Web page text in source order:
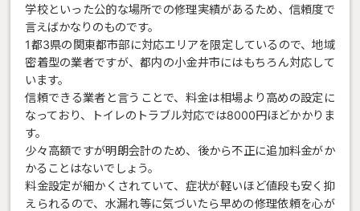
学校といった公的な場所での修理実績があるため、信頼度で
言えばかなりのものです。
1都3県の関東都市部に対応エリアを限定しているので、地域
密着型の業者ですが、都内の小金井市にはもちろん対応して
います。
信頼できる業者と言うことで、料金は相場より高めの設定に
なっており、トイレのトラブル対応では8000円ほどかかりま
す。
少々高額ですが明朗会計のため、後から不正に追加料金がか
かることはないでしょう。
料金設定が細かくされていて、症状が軽いほど値段も安く抑
えられるので、水漏れ等に気づいたら早めの修理依頼を心が